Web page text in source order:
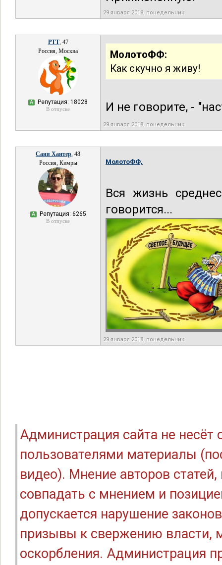
29 января 2018, понедельник
РТТ, 47
Россия, Москва
А Репутация: 18028
В отпуске
МолотоФФ:
Как скучно я живу!
И не говорите, -
29 января 2018, понедельник
Саня Хантер, 48
Россия, Кимры
А Репутация: 6265
В отпуске
МолотоФФ,
Вся жизнь
говорится...
29 января 2018, понедельник
Администрация сайта не
пользователями материалы
видео). Мнение авторов
совпадать с мнением и
допускается нарушение
призывы к свержению власти,
оскорбления. Администрация